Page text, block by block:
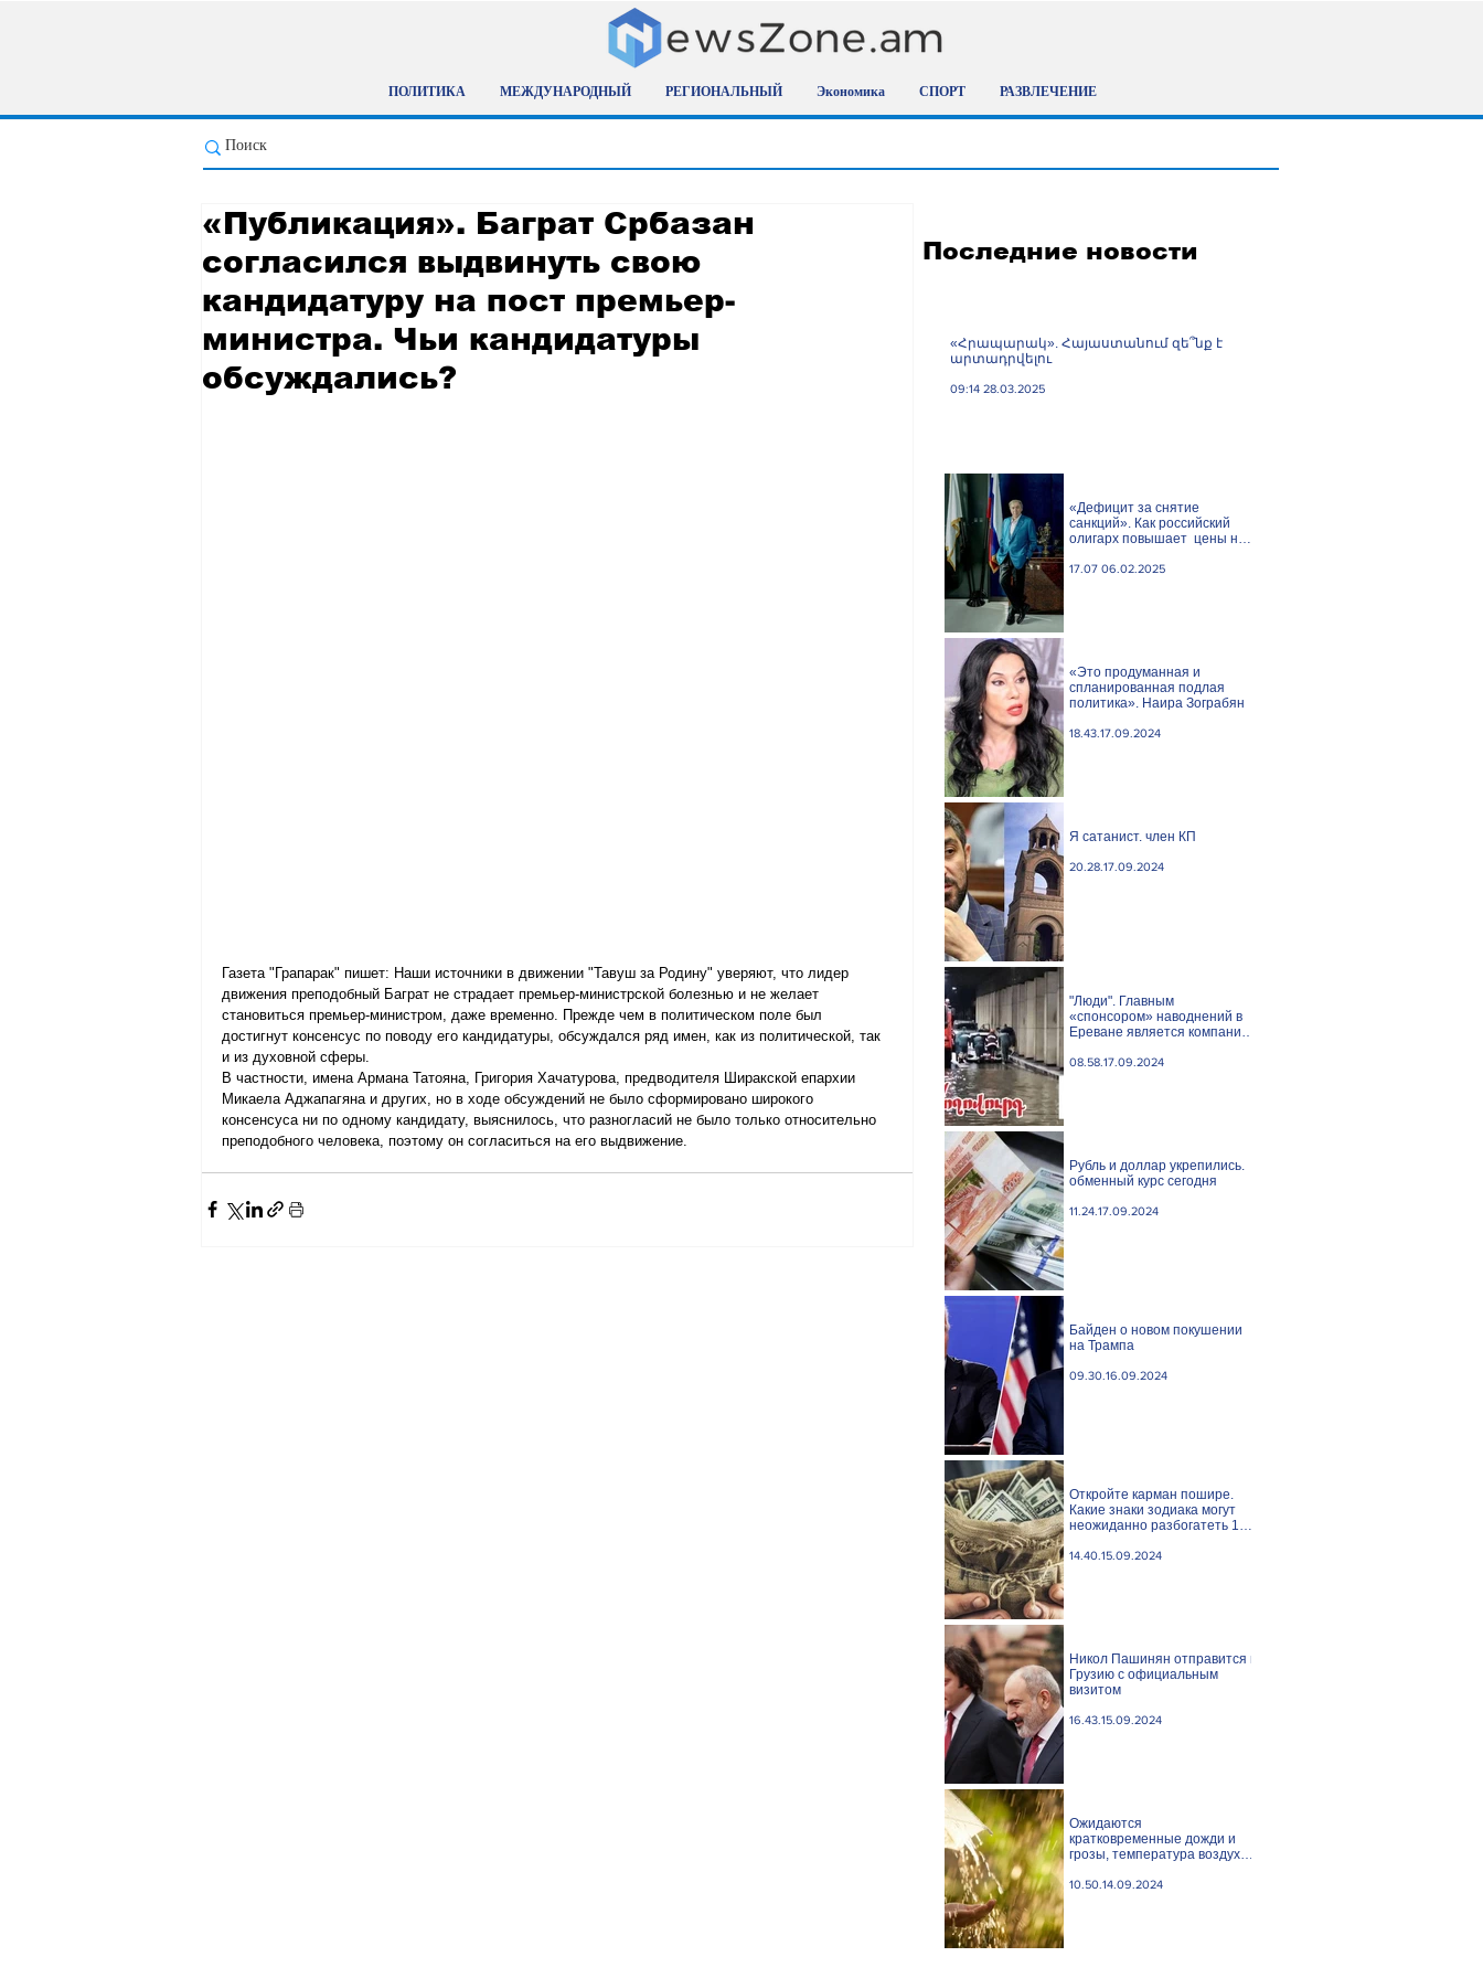
ПОЛИТИКА МЕЖДУНАРОДНЫЙ РЕГИОНАЛЬНЫЙ Экономика СПОРТ РАЗВЛЕЧЕНИЕ
«Публикация». Баграт Србазан
согласился выдвинуть свою
кандидатуру на пост премьер-
министра. Чьи кандидатуры
обсуждались?
Газета "Грапарак" пишет: Наши источники в движении "Тавуш за Родину" уверяют, что лидер
движения преподобный Баграт не страдает премьер-министрской болезнью и не желает
становиться премьер-министром, даже временно. Прежде чем в политическом поле был
достигнут консенсус по поводу его кандидатуры, обсуждался ряд имен, как из политической, так
и из духовной сферы.
В частности, имена Армана Татояна, Григория Хачатурова, предводителя Ширакской епархии
Микаела Аджапагяна и других, но в ходе обсуждений не было сформировано широкого
консенсуса ни по одному кандидату, выяснилось, что разногласий не было только относительно
преподобного человека, поэтому он согласиться на его выдвижение.
Последние новости
«Հրապարակ». Հայաստանում զե՞նք է
արտադրվելու
09:14 28.03.2025
«Дефицит за снятие
санкций». Как российский
олигарх повышает цены на
17.07 06.02.2025
«Это продуманная и
спланированная подлая
политика». Наира Зограбян
18.43.17.09.2024
Я сатанист. член КП
20.28.17.09.2024
"Люди". Главным
«спонсором» наводнений в
Ереване является компания
08.58.17.09.2024
Рубль и доллар укрепились.
обменный курс сегодня
11.24.17.09.2024
Байден о новом покушении
на Трампа
09.30.16.09.2024
Откройте карман пошире.
Какие знаки зодиака могут
неожиданно разбогатеть 15
14.40.15.09.2024
Никол Пашинян отправится в
Грузию с официальным
визитом
16.43.15.09.2024
Ожидаются
кратковременные дожди и
грозы, температура воздуха
10.50.14.09.2024